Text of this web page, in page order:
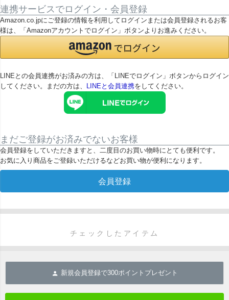
連携サービスでログイン・会員登録
Amazon.co.jpにご登録の情報を利用してログインまたは会員登録されるお客
様は、「Amazonアカウントでログイン」ボタンよりお進みください。
LINEとの会員連携がお済みの方は、「LINEでログイン」ボタンからログイン
してください。まだの方は、
LINEと会員連携をしてください。
まだご登録がお済みでないお客様
会員登録をしていただきますと、二度目のお買い物時にとても便利です。
お気に入り商品をご登録いただけるなどお買い物が便利になります。
会員登録
チェックしたアイテム
新規会員登録で300ポイントプレゼント